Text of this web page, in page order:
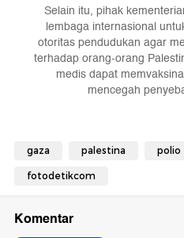
Selain itu, pihak
lembaga internasional
otoritas pendudukan agar
terhadap orang-orang
medis dapat
mencegah
gaza palestina polio
fotodetikcom
Komentar